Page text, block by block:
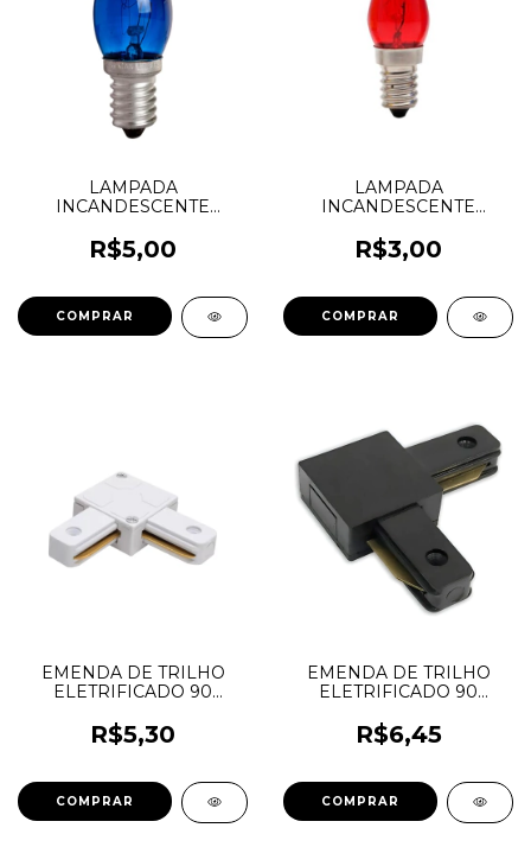
LAMPADA
INCANDESCENTE
127V - KIAN
R$5,00
LAMPADA
INCANDESCENTE
VERMELHA 127V - KIAN
R$3,00
EMENDA DE TRILHO
ELETRIFICADO 90
R$5,30
EMENDA DE TRILHO
ELETRIFICADO 90
R$6,45